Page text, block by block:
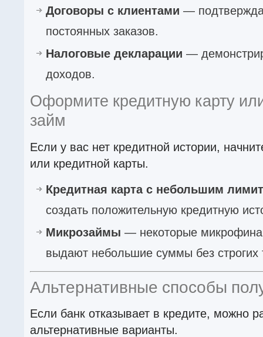
Договоры с клиентами —
постоянных заказов.
Налоговые декларации —
доходов.
Оформите кредитную карту
займ
Если у вас нет кредитной истории,
или кредитной карты.
Кредитная карта с небольшим
создать положительную кредитную
Микрозаймы — некоторые
выдают небольшие суммы без строгих
Альтернативные способы
Если банк отказывает в кредите, можно
альтернативные варианты.